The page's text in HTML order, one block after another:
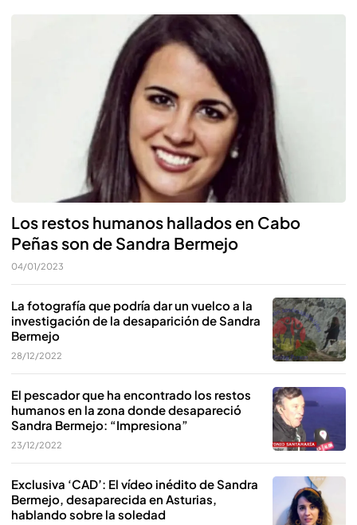
Los restos humanos hallados en Cabo
Peñas son de Sandra Bermejo
04/01/2023
La fotografía que podría dar un vuelco a la
investigación de la desaparición de Sandra
Bermejo
28/12/2022
El pescador que ha encontrado los restos
humanos en la zona donde desapareció
Sandra Bermejo: “Impresiona”
23/12/2022
Exclusiva ‘CAD’: El vídeo inédito de Sandra
Bermejo, desaparecida en Asturias,
hablando sobre la soledad